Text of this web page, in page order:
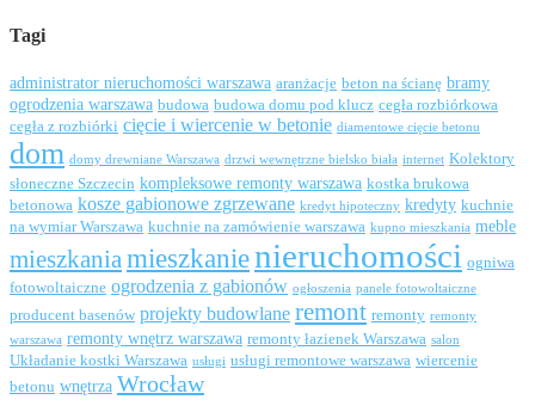
Tagi
administrator nieruchomości warszawa aranżacje beton na ścianę bramy
ogrodzenia warszawa budowa budowa domu pod klucz cegła rozbiórkowa
cegła z rozbiórki cięcie i wiercenie w betonie diamentowe cięcie betonu
dom domy drewniane Warszawa drzwi wewnętrzne bielsko biała internet Kolektory
słoneczne Szczecin kompleksowe remonty warszawa kostka brukowa
betonowa kosze gabionowe zgrzewane kredyt hipoteczny kredyty kuchnie
na wymiar Warszawa kuchnie na zamówienie warszawa kupno mieszkania meble
mieszkaniamieszkanienieruchomości ogniwa
fotowoltaiczne ogrodzenia z gabionów ogłoszenia panele fotowoltaiczne
producent basenów projekty budowlane remont remonty remonty
warszawa remonty wnętrz warszawa remonty łazienek Warszawa salon
Układanie kostki Warszawa usługi usługi remontowe warszawa wiercenie
betonu wnętrza Wrocław